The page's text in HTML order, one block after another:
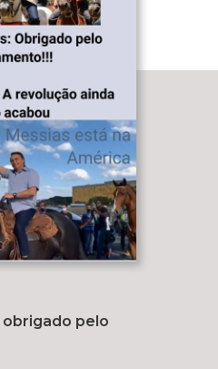
obrigado pelo